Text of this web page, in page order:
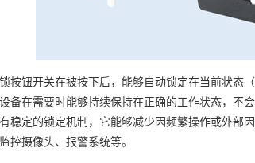
按钮开关在被按下后，能够自动锁定在当前状态
备在需要时能够持续保持在正确的工作状态，不
稳定的锁定机制，它能够减少因频繁操作或外部
控摄像头、报警系统等。